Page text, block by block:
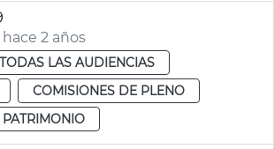
2 años
TODAS LAS AUDIENCIAS
COMISIONES DE PLENO